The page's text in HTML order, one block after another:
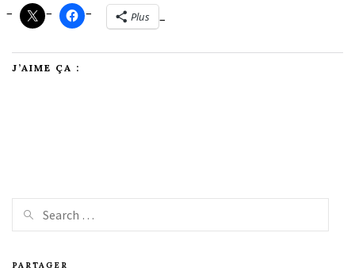
Plus
J’AIME ÇA :
PARTAGER